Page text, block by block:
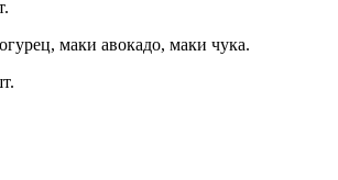
маки авокадо, маки чука.